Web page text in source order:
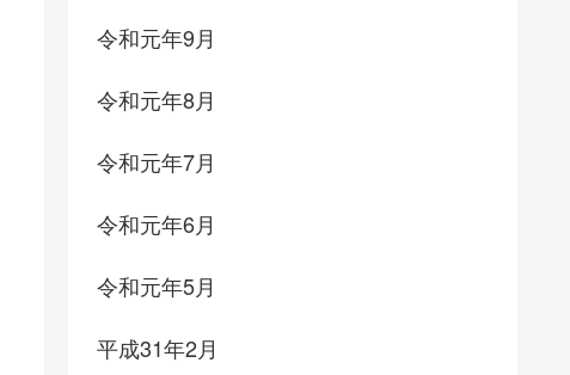
令和元年9月
令和元年8月
令和元年7月
令和元年6月
令和元年5月
平成31年2月